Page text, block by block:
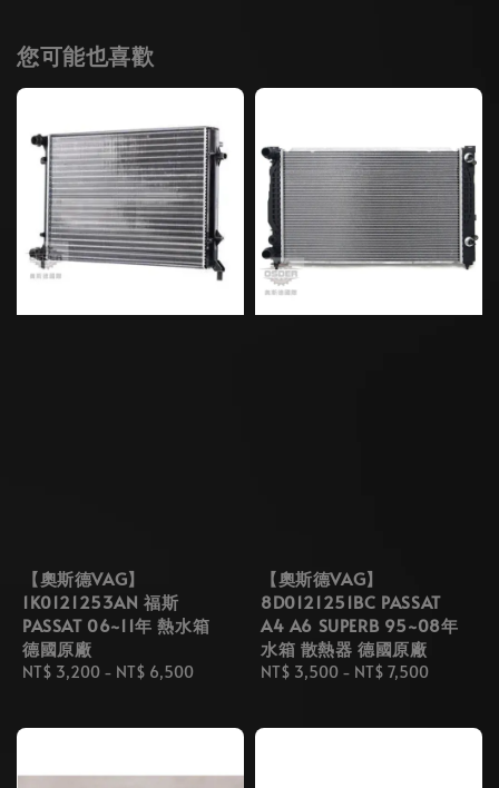
您可能也喜歡
【奧斯德VAG】
1K0121253AN 福斯
PASSAT 06~11年 熱水箱
德國原廠
Regular
NT$ 3,200 - NT$ 6,500
【奧斯德VAG】
8D0121251BC PASSAT
A4 A6 SUPERB 95~08年
水箱 散熱器 德國原廠
Regular
NT$ 3,500 - NT$ 7,500